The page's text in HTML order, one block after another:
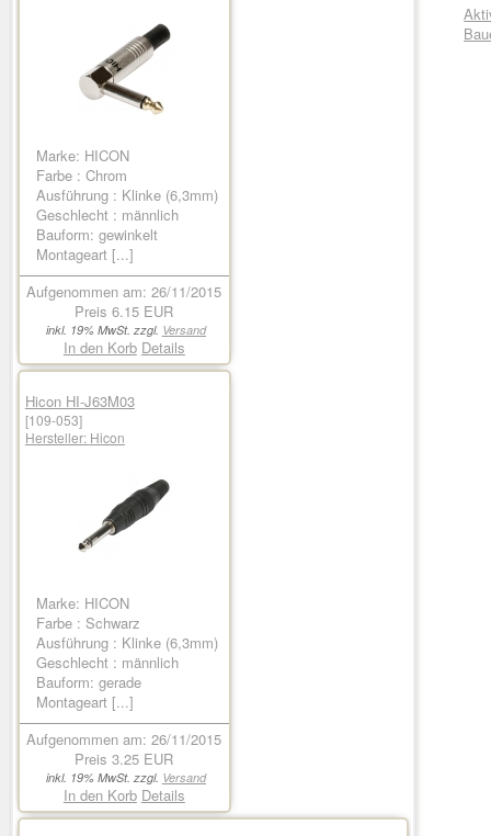
Marke: HICON
Farbe : Chrom
Ausführung : Klinke (6,3mm)
Geschlecht : männlich
Bauform: gewinkelt
Montageart [...]
Aufgenommen am: 26/11/2015
Preis6.15 EUR
inkl. 19% MwSt. zzgl. Versand
In den Korb Details
Hicon HI-J63M03
[109-053]
Hersteller: Hicon
Marke: HICON
Farbe : Schwarz
Ausführung : Klinke (6,3mm)
Geschlecht : männlich
Bauform: gerade
Montageart [...]
Aufgenommen am: 26/11/2015
Preis3.25 EUR
inkl. 19% MwSt. zzgl. Versand
In den Korb Details